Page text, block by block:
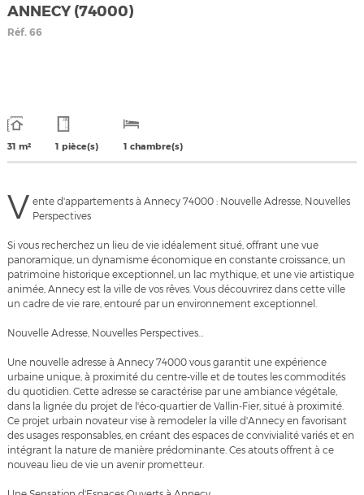
ANNECY (74000)
Réf.66
31 m² 1 pièce(s) 1 chambre(s)
V ente d'appartements à Annecy 74000 : Nouvelle Adresse, Nouvelles
Perspectives
Si vous recherchez un lieu de vie idéalement situé, offrant une vue
panoramique, un dynamisme économique en constante croissance, un
patrimoine historique exceptionnel, un lac mythique, et une vie artistique
animée, Annecy est la ville de vos rêves. Vous découvrirez dans cette ville
un cadre de vie rare, entouré par un environnement exceptionnel.
Nouvelle Adresse, Nouvelles Perspectives…
Une nouvelle adresse à Annecy 74000 vous garantit une expérience
urbaine unique, à proximité du centre-ville et de toutes les commodités
du quotidien. Cette adresse se caractérise par une ambiance végétale,
dans la lignée du projet de l'éco-quartier de Vallin-Fier, situé à proximité.
Ce projet urbain novateur vise à remodeler la ville d'Annecy en favorisant
des usages responsables, en créant des espaces de convivialité variés et en
intégrant la nature de manière prédominante. Ces atouts offrent à ce
nouveau lieu de vie un avenir prometteur.